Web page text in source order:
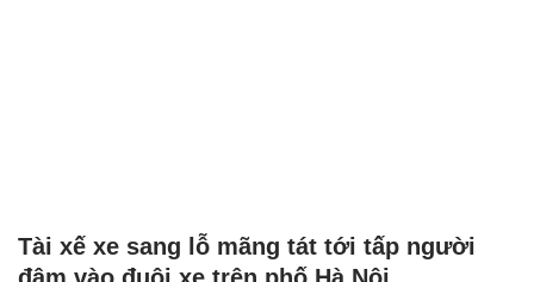
Tài xế xe sang lỗ mãng tát tới tấp người